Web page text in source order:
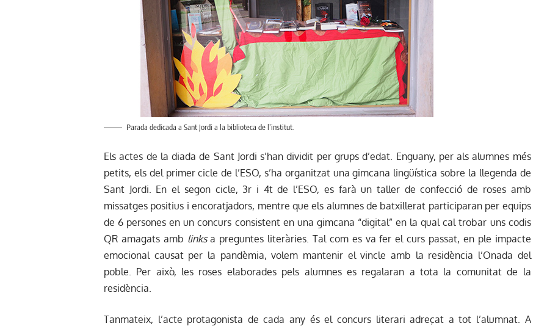
Parada dedicada a Sant Jordi a la biblioteca de l’institut.
Els actes de la diada de Sant Jordi s’han dividit per grups d’edat. Enguany, per als alumnes més
petits, els del primer cicle de l’ESO, s’ha organitzat una gimcana lingüística sobre la llegenda de
Sant Jordi. En el segon cicle, 3r i 4t de l’ESO, es farà un taller de confecció de roses amb
missatges positius i encoratjadors, mentre que els alumnes de batxillerat participaran per equips
de 6 persones en un concurs consistent en una gimcana “digital” en la qual cal trobar uns codis
QR amagats amb linksa preguntes literàries. Tal com es va fer el curs passat, en ple impacte
emocional causat per la pandèmia, volem mantenir el vincle amb la residència l’Onada del
poble. Per això, les roses elaborades pels alumnes es regalaran a tota la comunitat de la
residència.
Tanmateix, l’acte protagonista de cada any és el concurs literari adreçat a tot l’alumnat. A